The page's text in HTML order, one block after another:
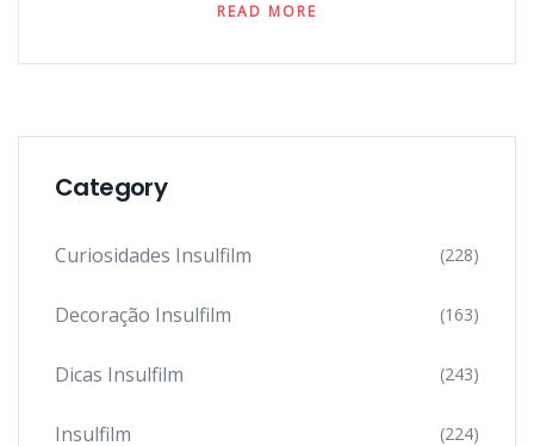
READ MORE
Category
Curiosidades Insulfilm (228)
Decoração Insulfilm (163)
Dicas Insulfilm (243)
Insulfilm (224)